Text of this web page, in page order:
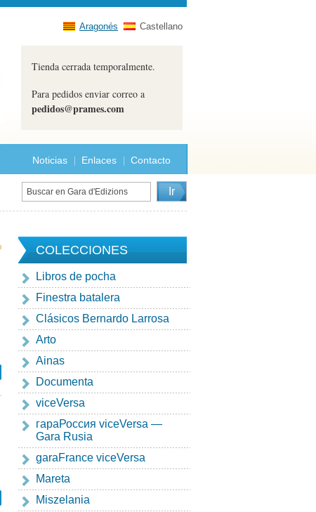
Aragonés Castellano
Tienda cerrada temporalmente.
Para pedidos enviar correo a
pedidos@prames.com
Noticias Enlaces Contacto
COLECCIONES
Libros de pocha
Finestra batalera
Clásicos Bernardo Larrosa
Arto
Ainas
Documenta
viceVersa
гapaРоссия viceVersa —
Gara Rusia
garaFrance viceVersa
Mareta
Miszelania